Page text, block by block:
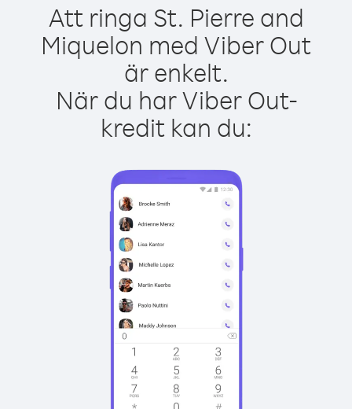
Att ringa St. Pierre and
Miquelon med Viber Out
är enkelt.
När du har Viber Out-
kredit kan du: